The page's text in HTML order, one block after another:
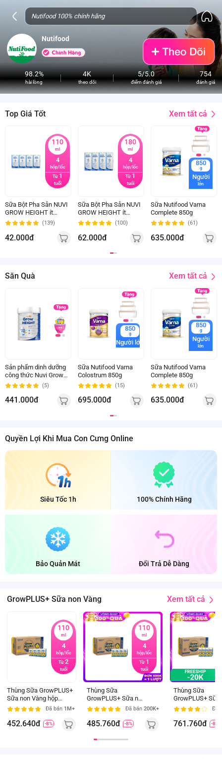
Nutifood
98.2%
hài lòng
4K
theo dõi
5/5.0
điểm đánh giá
754
đánh giá
Top Giá Tốt Xem tất cả
110
ml
4
hộp/lốc
Từ 1
tuổi
Sữa Bột Pha Sẵn NUVI
GROW HEIGHT ít
đường 110ML (lốc 4
(139)
42.000đ
180
ml
4
hộp/lốc
Từ 1
tuổi
Sữa Bột Pha Sẵn NUVI
GROW HEIGHT ít
đường 180ML (lốc 4
(100)
62.000đ
850
g
Người
lớn
Sữa Nutifood Varna
Complete 850g
(61)
635.000đ
Săn Quà Xem tất cả
Sản phẩm dinh dưỡng
công thức Nuvi Grow
Height 2+ (800g)
(5)
441.000đ
850
g
Người lớn
Sữa Nutifood Varna
Colostrum 850g
(15)
695.000đ
850
g
Người
lớn
Sữa Nutifood Varna
Complete 850g
(61)
635.000đ
Quyền Lợi Khi Mua Con Cưng Online
Siêu Tốc 1h 100% Chính Hãng
Bảo Quản Mát Đổi Trả Dễ Dàng
GrowPLUS+ Sữa non Vàng Xem tất cả
110
ml
4
hộp/lốc
Từ 2
tuổi
Thùng Sữa GrowPLUS+
Sữa non Vàng hộp
110ml (lốc 4 hộp)
Đã bán 1M+
452.640đ -8%
110
ml
4
hộp/lốc
Từ 1
tuổi
Thùng Sữa
GrowPLUS+ Sữa non
Vàng 1+ 110ml (lốc 4
hộp)
Đã bán 200K+
485.760đ -8%
Thùng Sữa
GrowPLUS+ Sữa
Vàng 1+ 180ml
hộp)
Đã
761.760đ -8%